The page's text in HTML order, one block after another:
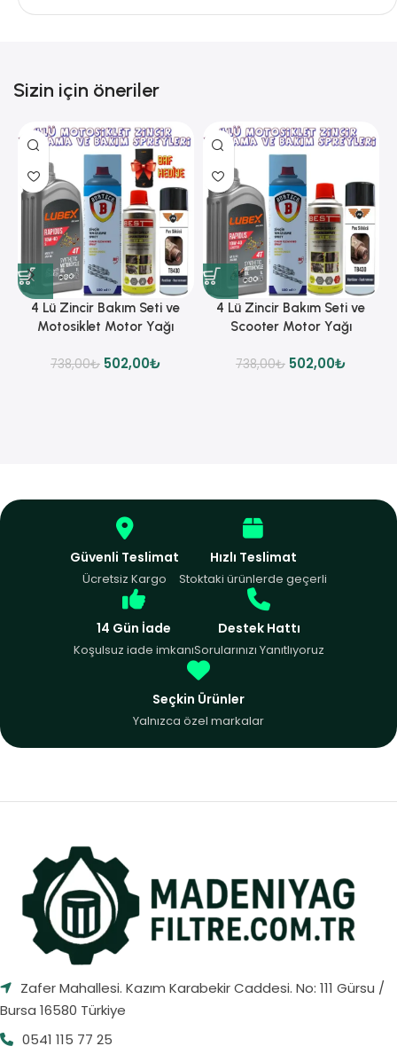
Sizin için öneriler
4 Lü Zincir Bakım Seti ve
Motosiklet Motor Yağı
738,00₺ 502,00₺
4 Lü Zincir Bakım Seti ve
Scooter Motor Yağı
738,00₺ 502,00₺
Güvenli Teslimat
Ücretsiz Kargo
Hızlı Teslimat
Stoktaki ürünlerde geçerli
14 Gün İade
Koşulsuz iade imkanı
Destek Hattı
Sorularınızı Yanıtlıyoruz
Seçkin Ürünler
Yalnızca özel markalar
Zafer Mahallesi. Kazım Karabekir Caddesi. No: 111 Gürsu /
Bursa 16580 Türkiye
0541 115 77 25